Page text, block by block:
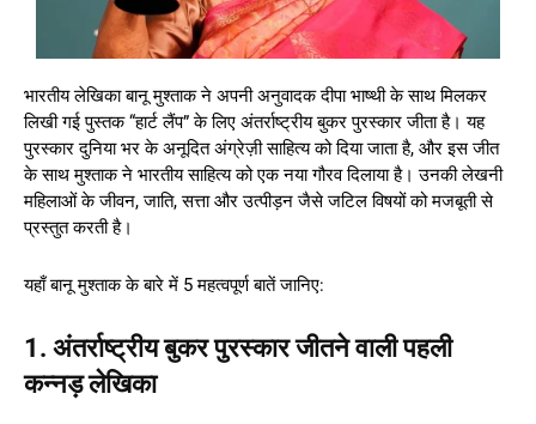
भारतीय लेखिका बानू मुश्ताक ने अपनी अनुवादक दीपा भाष्थी के साथ मिलकर
लिखी गई पुस्तक “हार्ट लैंप” के लिए अंतर्राष्ट्रीय बुकर पुरस्कार जीता है। यह
पुरस्कार दुनिया भर के अनूदित अंग्रेज़ी साहित्य को दिया जाता है, और इस जीत
के साथ मुश्ताक ने भारतीय साहित्य को एक नया गौरव दिलाया है। उनकी लेखनी
महिलाओं के जीवन, जाति, सत्ता और उत्पीड़न जैसे जटिल विषयों को मजबूती से
प्रस्तुत करती है।
यहाँ बानू मुश्ताक के बारे में 5 महत्वपूर्ण बातें जानिए:
1. अंतर्राष्ट्रीय बुकर पुरस्कार जीतने वाली पहली
कन्नड़ लेखिका